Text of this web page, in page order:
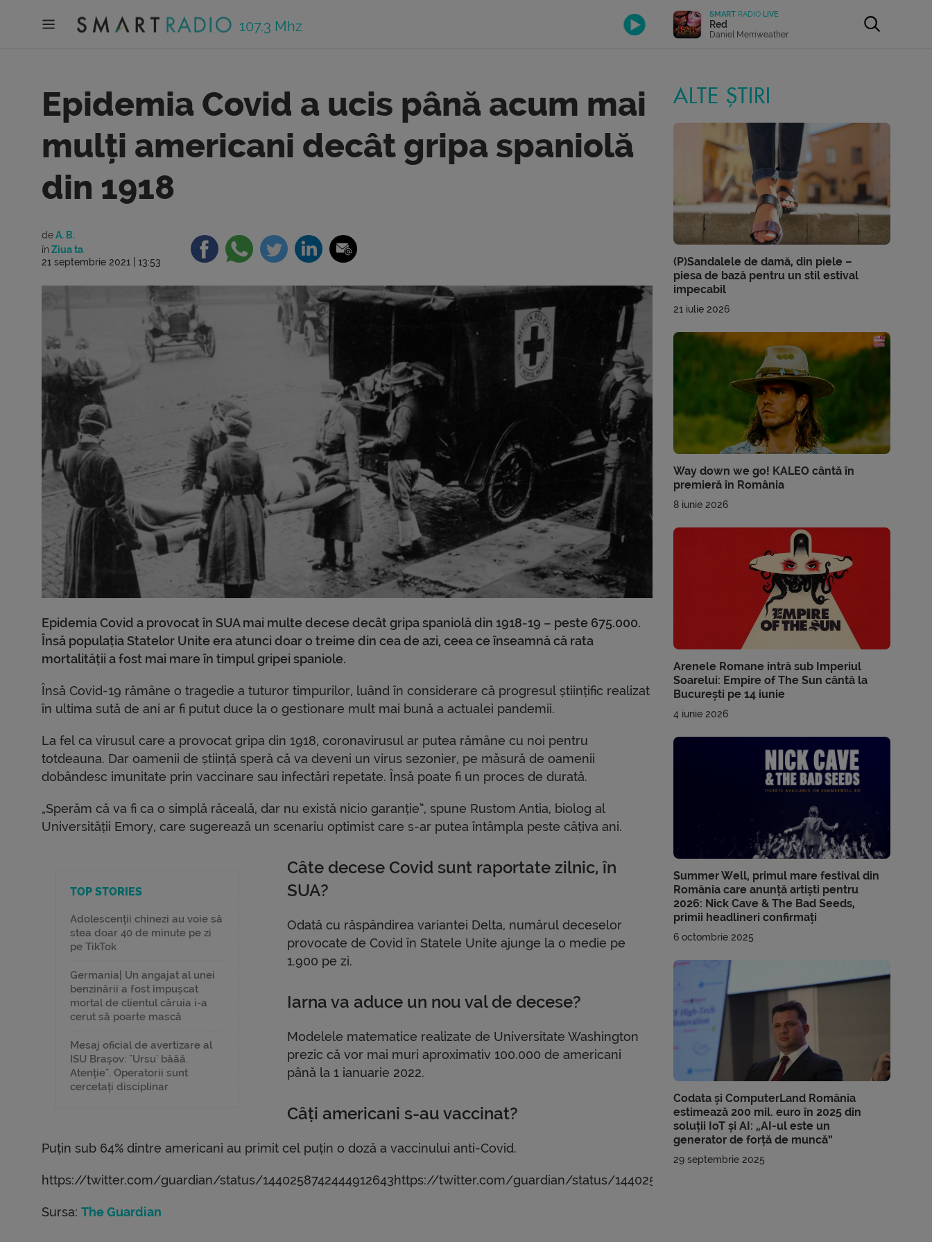
107.3 Mhz
SMART RADIO LIVE
Red
Daniel Merriweather
Epidemia Covid a ucis până acum mai
mulți americani decât gripa spaniolă
din 1918
deA. B.
în Ziua ta
21 septembrie 2021 | 13:53
Epidemia Covid a provocat în SUA mai multe decese decât gripa spaniolă din 1918-19 – peste 675.000.
Însă populația Statelor Unite era atunci doar o treime din cea de azi, ceea ce înseamnă că rata
mortalității a fost mai mare în timpul gripei spaniole.
Însă Covid-19 rămâne o tragedie a tuturor timpurilor, luând în considerare că progresul științific realizat
în ultima sută de ani ar fi putut duce la o gestionare mult mai bună a actualei pandemii.
La fel ca virusul care a provocat gripa din 1918, coronavirusul ar putea rămâne cu noi pentru
totdeauna. Dar oamenii de știință speră că va deveni un virus sezonier, pe măsură de oamenii
dobândesc imunitate prin vaccinare sau infectări repetate. Însă poate fi un proces de durată.
„Sperăm că va fi ca o simplă răceală, dar nu există nicio garanție”, spune Rustom Antia, biolog al
Universității Emory, care sugerează un scenariu optimist care s-ar putea întâmpla peste câțiva ani.
TOP STORIES
Adolescenții chinezi au voie să
stea doar 40 de minute pe zi
pe TikTok
Germania| Un angajat al unei
benzinării a fost împușcat
mortal de clientul căruia i-a
cerut să poarte mască
Mesaj oficial de avertizare al
ISU Brașov: "Ursu' băăă.
Atenție". Operatorii sunt
cercetați disciplinar
Câte decese Covid sunt raportate zilnic, în
SUA?
Odată cu răspândirea variantei Delta, numărul deceselor
provocate de Covid în Statele Unite ajunge la o medie pe
1.900 pe zi.
Iarna va aduce un nou val de decese?
Modelele matematice realizate de Universitate Washington
prezic că vor mai muri aproximativ 100.000 de americani
până la 1 ianuarie 2022.
Câți americani s-au vaccinat?
Puțin sub 64% dintre americani au primit cel puțin o doză a vaccinului anti-Covid.
https://twitter.com/guardian/status/1440258742444912643https://twitter.com/guardian/status/1440258742444912643
Sursa: The Guardian
ALTE ȘTIRI
(P)Sandalele de damă, din piele –
piesa de bază pentru un stil estival
impecabil
21 iulie 2026
Way down we go! KALEO cântă în
premieră în România
8 iunie 2026
Arenele Romane intră sub Imperiul
Soarelui: Empire of The Sun cântă la
București pe 14 iunie
4 iunie 2026
Summer Well, primul mare festival din
România care anunță artiști pentru
2026: Nick Cave & The Bad Seeds,
primii headlineri confirmați
6 octombrie 2025
Codata și ComputerLand România
estimează 200 mil. euro în 2025 din
soluții IoT și AI: „AI-ul este un
generator de forță de muncă”
29 septembrie 2025